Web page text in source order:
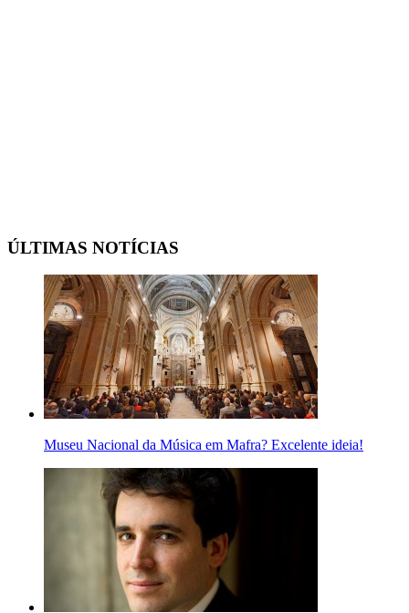
ÚLTIMAS NOTÍCIAS
Museu Nacional da Música em Mafra? Excelente ideia!